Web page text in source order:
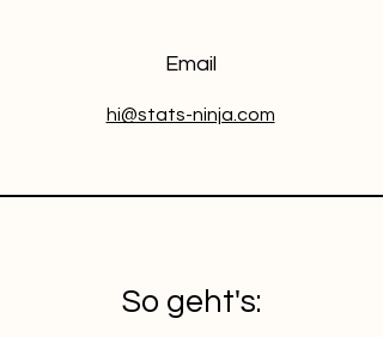
Email
hi@stats-ninja.com
So geht's: